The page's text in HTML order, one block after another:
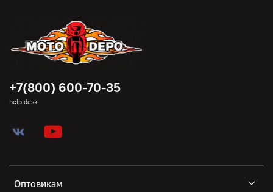
Оптовикам
+7(800) 600-70-35
help desk